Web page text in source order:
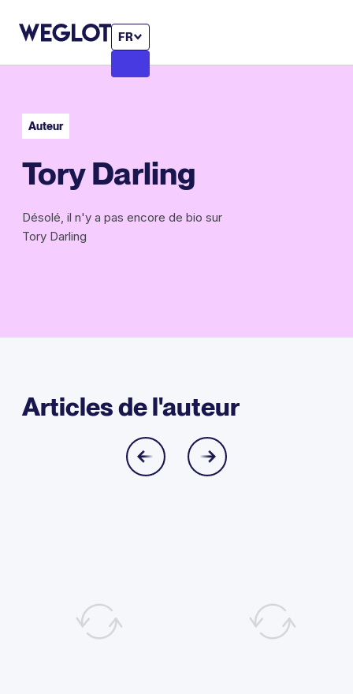
FR
Auteur
Tory Darling
Désolé, il n'y a pas encore de bio sur
Tory Darling
Articles de l'auteur